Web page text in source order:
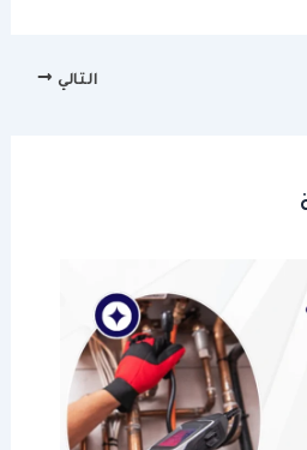
التالي